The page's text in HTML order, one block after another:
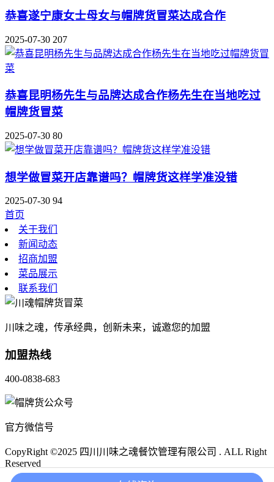
恭喜遂宁康女士母女与帽牌货冒菜达成合作
2025-07-30 207
恭喜昆明杨先生与品牌达成合作杨先生在当地吃过
帽牌货冒菜
2025-07-30 80
想学做冒菜开店靠谱吗？帽牌货这样学准没错
2025-07-30 94
首页
关于我们
新闻动态
招商加盟
菜品展示
联系我们
川味之魂，传承经典，创新未来，诚邀您的加盟
加盟热线
400-0838-683
官方微信号
CopyRight ©2025 四川川味之魂餐饮管理有限公司 . ALL Right
Reserved